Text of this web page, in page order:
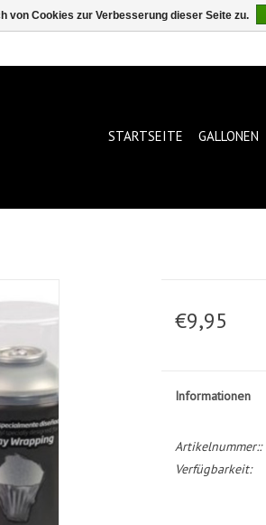
STARTSEITE GALLONEN
€9,95
Informationen
Artikelnummer::
Verfügbarkeit:
von Cookies zur Verbesserung dieser Seite zu.